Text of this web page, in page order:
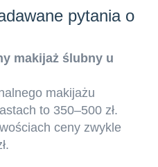
pytania o
makijaż ślubny u
makijażu
to 350–500 zł.
ceny zwykle